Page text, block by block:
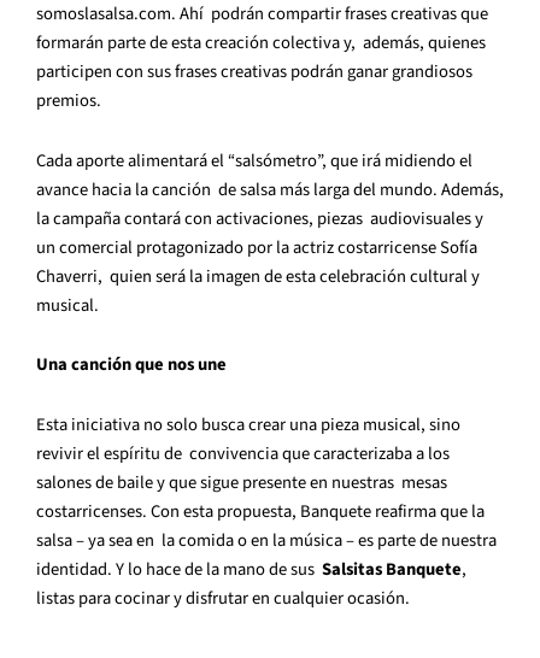
somoslasalsa.com. Ahí podrán compartir frases creativas que
formarán parte de esta creación colectiva y, además, quienes
participen con sus frases creativas podrán ganar grandiosos
premios.
Cada aporte alimentará el “salsómetro”, que irá midiendo el
avance hacia la canción de salsa más larga del mundo. Además,
la campaña contará con activaciones, piezas audiovisuales y
un comercial protagonizado por la actriz costarricense Sofía
Chaverri, quien será la imagen de esta celebración cultural y
musical.
Una canción que nos une
Esta iniciativa no solo busca crear una pieza musical, sino
revivir el espíritu de convivencia que caracterizaba a los
salones de baile y que sigue presente en nuestras mesas
costarricenses. Con esta propuesta, Banquete reafirma que la
salsa – ya sea en la comida o en la música – es parte de nuestra
identidad. Y lo hace de la mano de sus Salsitas Banquete,
listas para cocinar y disfrutar en cualquier ocasión.